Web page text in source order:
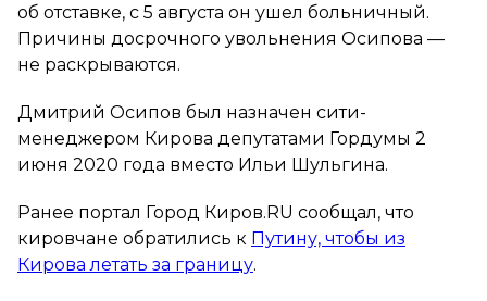
об отставке, с 5 августа он ушел больничный.
Причины досрочного увольнения Осипова —
не раскрываются.
Дмитрий Осипов был назначен сити-
менеджером Кирова депутатами Гордумы 2
июня 2020 года вместо Ильи Шульгина.
Ранее портал Город Киров.RU сообщал, что
кировчане обратились к Путину, чтобы из
Кирова летать за границу.